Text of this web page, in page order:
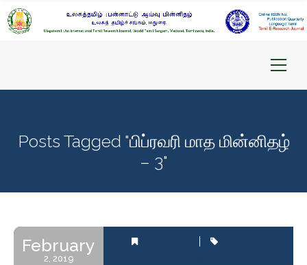
Posts Tagged "பிப்ரவரி மாத மின்னிதழ்
– 3"
February
2, 2019